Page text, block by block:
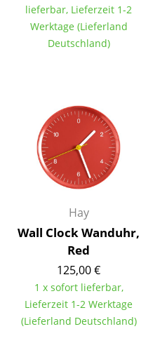
Kinderbetten
Nachttische & Bettzubehör
Accessoires
Uhren
Spiegel
Figuren & Miniaturen
Tabletts
Büroutensilien
Aufbewahrungsboxen
lieferbar, Lieferzeit 1-2
Werktage (Lieferland
Deutschland)
Hay
Wall Clock Wanduhr,
Red
125,00 €
1 x sofort lieferbar,
Lieferzeit 1-2 Werktage
(Lieferland Deutschland)